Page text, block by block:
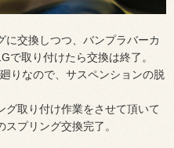
交換しつつ、バンプラバーカ
で取り付けたら交換は終了。
りなので、サスペンションの脱
グ取り付け作業をさせて頂いて
プリング交換完了。